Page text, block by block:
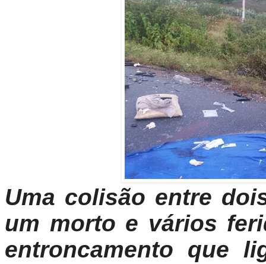
Uma colisão entre
um morto e vários
entroncamento que